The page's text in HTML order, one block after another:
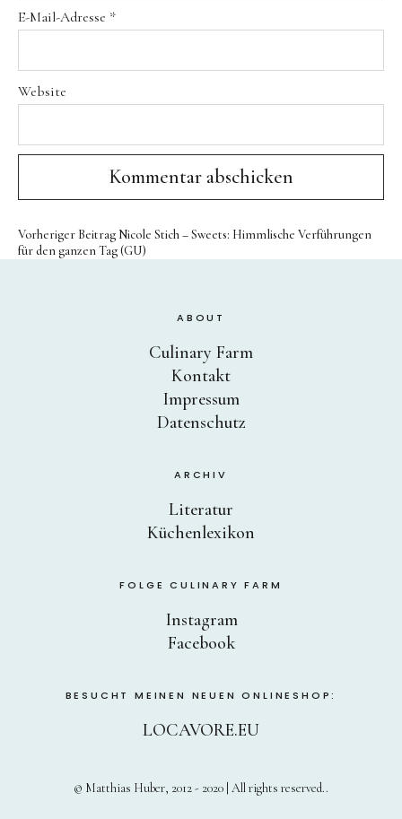
E-Mail-Adresse *
Website
Vorheriger Beitrag Nicole Stich – Sweets: Himmlische Verführungen
für den ganzen Tag (GU)
ABOUT
Culinary Farm
Kontakt
Impressum
Datenschutz
ARCHIV
Literatur
Küchenlexikon
FOLGE CULINARY FARM
Instagram
Facebook
BESUCHT MEINEN NEUEN ONLINESHOP:
LOCAVORE.EU
© Matthias Huber, 2012 - 2020 | All rights reserved.